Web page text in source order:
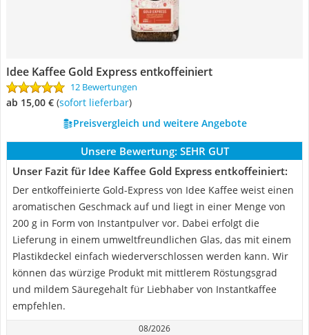
Idee Kaffee Gold Express entkoffeiniert
12 Bewertungen
ab 15,00 € ( Sofort lieferbar)
Preisvergleich und weitere Angebote
Unsere Bewertung: SEHR GUT
Unser Fazit für Idee Kaffee Gold Express entkoffeiniert:
Der entkoffeinierte Gold-Express von Idee Kaffee weist einen
aromatischen Geschmack auf und liegt in einer Menge von
200 g in Form von Instantpulver vor. Dabei erfolgt die
Lieferung in einem umweltfreundlichen Glas, das mit einem
Plastikdeckel einfach wiederverschlossen werden kann. Wir
können das würzige Produkt mit mittlerem Röstungsgrad
und mildem Säuregehalt für Liebhaber von Instantkaffee
empfehlen.
08/2026